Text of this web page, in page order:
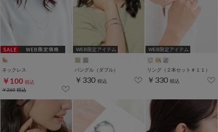
ネックレス
￥100 税込
￥260税込
WEB限定アイテム
バングル（ダブル）
￥330 税込
WEB限定アイテム
リング（２本セット＃１１）
￥330 税込